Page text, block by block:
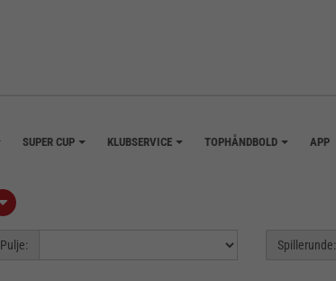
SUPER CUP KLUBSERVICE TOPHÅNDBOLD APP
Pulje: Spillerunde: